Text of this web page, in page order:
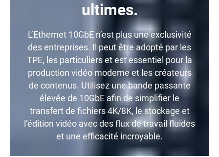
ultimes.
L’Ethernet 10GbE n’est plus une exclusivité
des entreprises. Il peut être adopté par les
TPE, les particuliers et est essentiel pour la
production vidéo moderne et les créateurs
de contenus. Utilisez une bande passante
élevée de 10GbE afin de simplifier le
transfert de fichiers 4K/8K, le stockage et
l’édition vidéo avec des flux de travail fluides
et une efficacité incroyable.